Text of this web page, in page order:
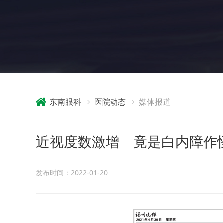
东南眼科 医院动态 媒体报道
近视度数激增 竟是白内障作
发布时间：2022-01-20